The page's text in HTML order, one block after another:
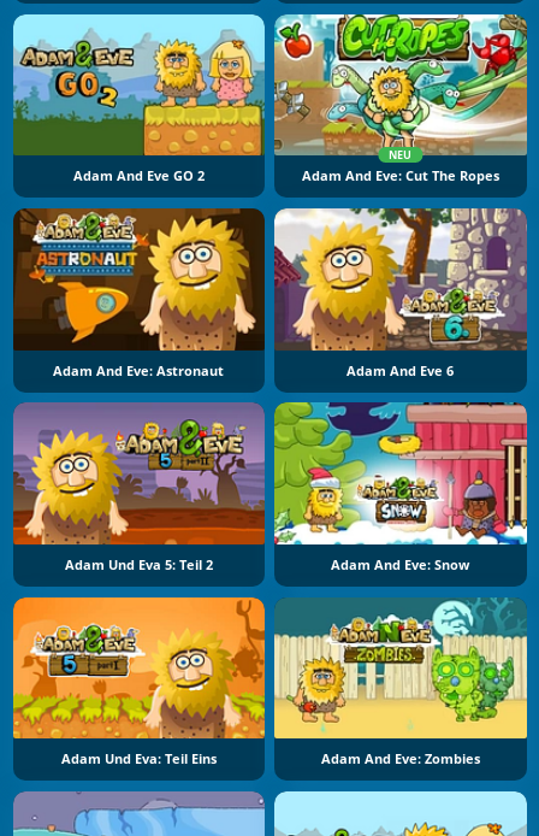
Adam And Eve GO 2
NEU
Adam And Eve: Cut The Ropes
Adam And Eve: Astronaut Adam And Eve 6
Adam Und Eva 5: Teil 2 Adam And Eve: Snow
Adam Und Eva: Teil Eins Adam And Eve: Zombies